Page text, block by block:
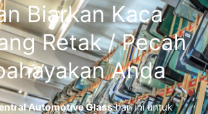
Biarkan Kaca
Retak / Pecah
Anda
Automotive Glasshari ini untuk